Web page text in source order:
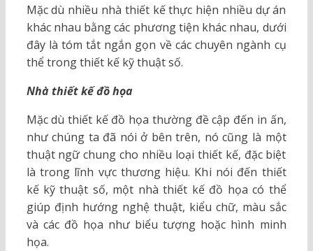
Mặc dù nhiều nhà thiết kế thực hiện nhiều dự án
khác nhau bằng các phương tiện khác nhau, dưới
đây là tóm tắt ngắn gọn về các chuyên ngành cụ
thể trong thiết kế kỹ thuật số.
Nhà thiết kế đồ họa
Mặc dù thiết kế đồ họa thường đề cập đến in ấn,
như chúng ta đã nói ở bên trên, nó cũng là một
thuật ngữ chung cho nhiều loại thiết kế, đặc biệt
là trong lĩnh vực thương hiệu. Khi nói đến thiết
kế kỹ thuật số, một nhà thiết kế đồ họa có thể
giúp định hướng nghệ thuật, kiểu chữ, màu sắc
và các đồ họa như biểu tượng hoặc hình minh
họa.